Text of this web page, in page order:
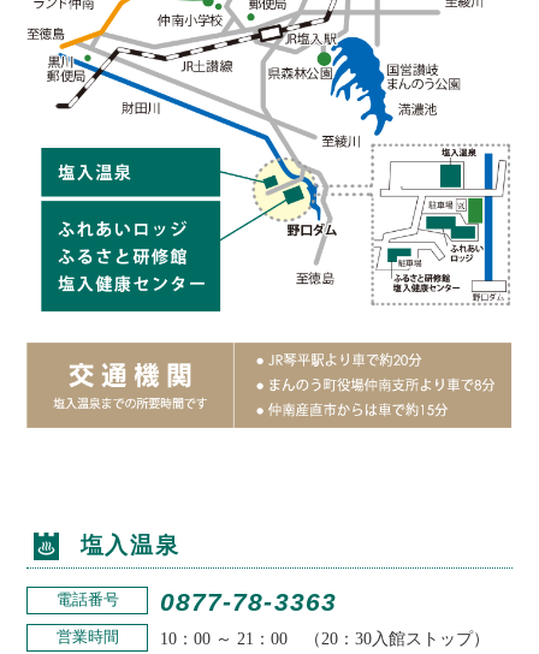
塩⼊温泉
電話番号 0877-78-3363
営業時間 10：00 ～ 21：00 （20：30⼊館ストップ）